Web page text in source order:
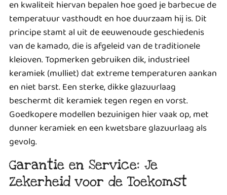
en kwaliteit hiervan bepalen hoe goed je barbecue de
temperatuur vasthoudt en hoe duurzaam hij is. Dit
principe stamt al uit de eeuwenoudegeschiedenis
van de kamado, die is afgeleid van de traditionele
kleioven. Topmerken gebruiken dik, industrieel
keramiek (mulliet) dat extreme temperaturen aankan
en niet barst. Een sterke, dikke glazuurlaag
beschermt dit keramiek tegen regen en vorst.
Goedkopere modellen bezuinigen hier vaak op, met
dunner keramiek en een kwetsbare glazuurlaag als
gevolg.
Garantie en Service: Je
Zekerheid voor de Toekomst